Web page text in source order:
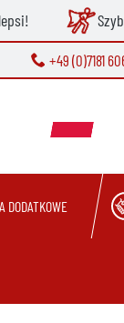
+49 (0)7181
DODATKOWE